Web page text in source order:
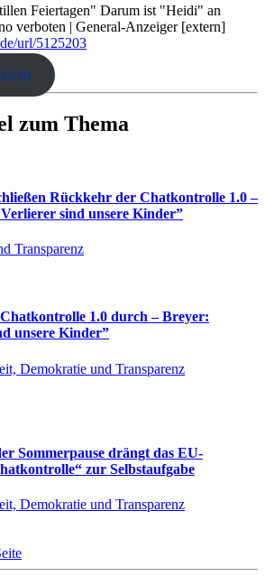
Feiertagen" Darum ist "Heidi" an
verboten | General-Anzeiger [extern]
url/5125203
zum Thema
Rückkehr der Chatkontrolle 1.0 –
sind unsere Kinder”
Transparenz
1.0 durch – Breyer:
unsere Kinder”
Demokratie und Transparenz
Sommerpause drängt das EU-
zur Selbstaufgabe
Demokratie und Transparenz